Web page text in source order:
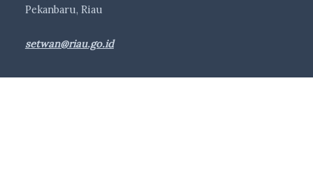
Pekanbaru, Riau
setwan@riau.go.id